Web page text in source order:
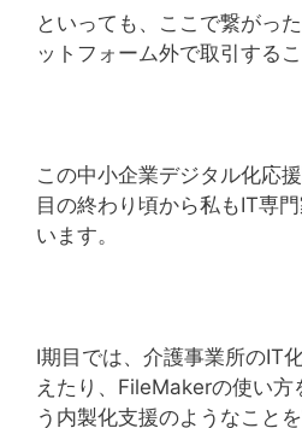
といっても、ここで繋がっ
ットフォーム外で取引する
この中小企業デジタル化応
目の終わり頃から私もIT専
います。
Ⅰ期目では、介護事業所のIT
えたり、FileMakerの使い方
う内製化支援のようなこと